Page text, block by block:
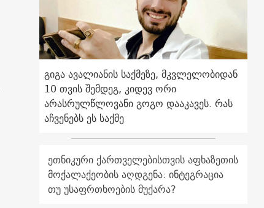
გიგა ავალიანის საქმეზე, მკვლელობიდან
10 თვის შემდეგ, კიდევ ორი
არასრულწლოვანი გოგო დააკავეს. რას
აჩვენებს ეს საქმე
ეთნიკური ქართველებისთვის აფხაზეთის
მოქალაქეობის აღდგენა: ინტეგრაცია
თუ უსაფრთხოების მუქარა?